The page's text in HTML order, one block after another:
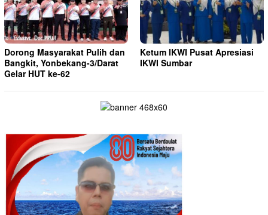
Dorong Masyarakat Pulih dan
Bangkit, Yonbekang-3/Darat
Gelar HUT ke-62
Ketum IKWI Pusat Apresiasi
IKWI Sumbar